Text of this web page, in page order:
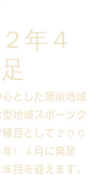
年４
とした唐櫃地域
地域スポーツク
目として２００
）４月に発足
目を迎えます。